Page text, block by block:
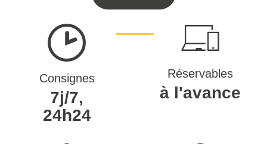
Consignes
7j/7,
24h24
Réservables
à l'avance